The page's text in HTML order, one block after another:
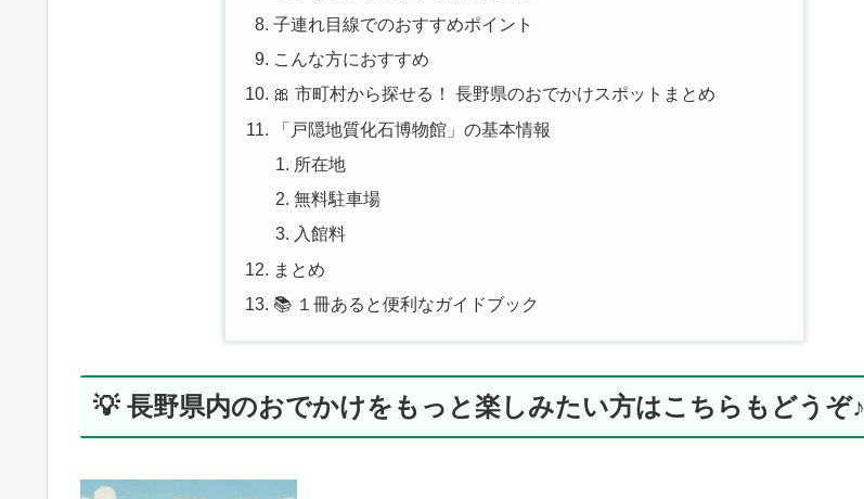
子連れ目線でのおすすめポイント
こんな方におすすめ
🎀 市町村から探せる！ 長野県のおでかけスポットまとめ
「戸隠地質化石博物館」の基本情報
所在地
無料駐車場
入館料
まとめ
📚 １冊あると便利なガイドブック
💡 長野県内のおでかけをもっと楽しみたい方はこちらもどうぞ♪